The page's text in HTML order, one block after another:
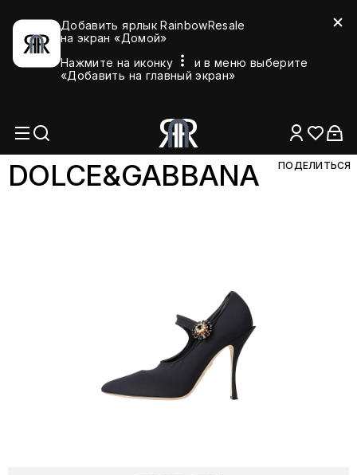
Добавить ярлык RainbowResale
на экран «Домой»
Нажмите на иконку
и в меню выберите
«Добавить на главный экран»
DOLCE&GABBANA ПОДЕЛИТЬСЯ